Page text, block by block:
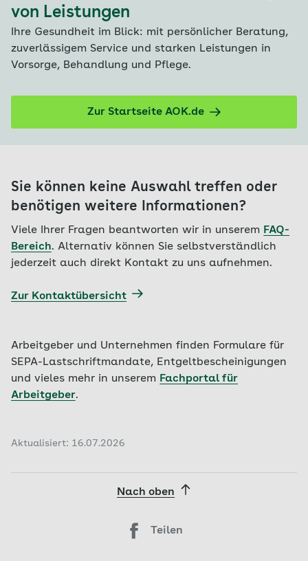
von Leistungen
Ihre Gesundheit im Blick: mit persönlicher Beratung,
zuverlässigem Service und starken Leistungen in
Vorsorge, Behandlung und Pflege.
Zur Startseite AOK.de
Sie können keine Auswahl treffen oder
benötigen weitere Informationen?
Viele Ihrer Fragen beantworten wir in unserem FAQ-
Bereich. Alternativ können Sie selbstverständlich
jederzeit auch direkt Kontakt zu uns aufnehmen.
Zur Kontaktübersicht
Arbeitgeber und Unternehmen finden Formulare für
SEPA-Lastschriftmandate, Entgeltbescheinigungen
und vieles mehr in unserem Fachportal für
Arbeitgeber.
Aktualisiert: 16.07.2026
Nach oben
Teilen